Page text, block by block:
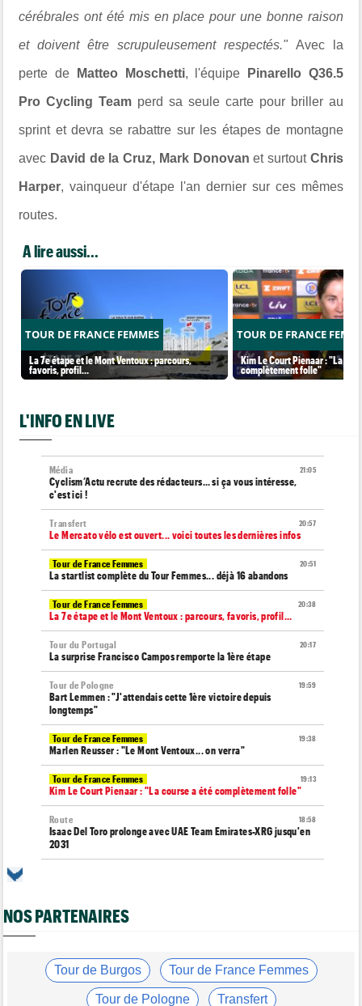
cérébrales ont été mis en place pour une bonne raison
et doivent être scrupuleusement respectés." Avec la
perte de Matteo Moschetti, l'équipe Pinarello Q36.5
Pro Cycling Team perd sa seule carte pour briller au
sprint et devra se rabattre sur les étapes de montagne
avec David de la Cruz, Mark Donovanet surtout Chris
Harper, vainqueur d'étape l'an dernier sur ces mêmes
routes.
A lire aussi...
TOUR DE FRANCE FEMMES
La 7e étape et le Mont Ventoux : parcours,
favoris, profil…
TOUR DE FRANCE
Kim Le Court Pienaar : "La
complètement folle"
L'INFO EN LIVE
21:05
Média
Cyclism’Actu recrute des rédacteurs… si ça vous intéresse,
c'est ici !
20:57
Transfert
Le Mercato vélo est ouvert... voici toutes les dernières infos
20:51
Tour de France Femmes
La startlist complète du Tour Femmes... déjà 16 abandons
20:38
Tour de France Femmes
La 7e étape et le Mont Ventoux : parcours, favoris, profil…
20:17
Tour du Portugal
La surprise Francisco Campos remporte la 1ère étape
19:59
Tour de Pologne
Bart Lemmen : "J'attendais cette 1ère victoire depuis
longtemps"
19:38
Tour de France Femmes
Marlen Reusser : "Le Mont Ventoux... on verra"
19:13
Tour de France Femmes
Kim Le Court Pienaar : "La course a été complètement folle"
18:58
Route
Isaac Del Toro prolonge avec UAE Team Emirates-XRG jusqu'en
2031
Agenda
Tour Femmes, Pologne, Burgos… au programme de la fin de
17:53
Tour de France Femmes
Kim Le Court remporte la 6e étape ! Cédrine Kerbaol 2e
NOS PARTENAIRES
Tour de Burgos Tour de France Femmes
Tour de Pologne Transfert